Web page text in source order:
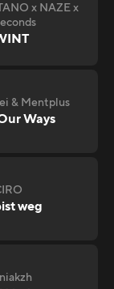
x NAZE x
& Mentplus
Ways
weg